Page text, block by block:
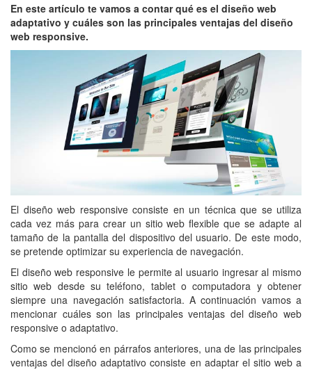
En este artículo te vamos a contar qué es el diseño web
adaptativo y cuáles son las principales ventajas del diseño
web responsive.
El diseño web responsive consiste en un técnica que se utiliza
cada vez más para crear un sitio web flexible que se adapte al
tamaño de la pantalla del dispositivo del usuario. De este modo,
se pretende optimizar su experiencia de navegación.
El diseño web responsive le permite al usuario ingresar al mismo
sitio web desde su teléfono, tablet o computadora y obtener
siempre una navegación satisfactoria. A continuación vamos a
mencionar cuáles son las principales ventajas del diseño web
responsive o adaptativo.
Como se mencionó en párrafos anteriores, una de las principales
ventajas del diseño adaptativo consiste en adaptar el sitio web a